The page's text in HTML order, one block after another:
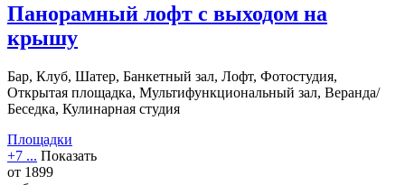
Панорамный лофт с выходом на
крышу
Бар, Клуб, Шатер, Банкетный зал, Лофт, Фотостудия,
Открытая площадка, Мультифункциональный зал, Веранда/
Беседка, Кулинарная студия
Площадки
+7 ... Показать
от 1899